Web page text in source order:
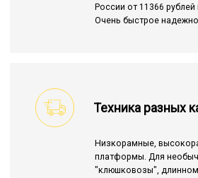
России от 11366
Очень быстрое
Техника разных
Низкорамные,
платформы. Для
"клюшковозы",